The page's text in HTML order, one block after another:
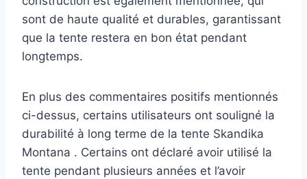
sont de haute qualité et durables, garantissant
que la tente restera en bon état pendant
longtemps.
En plus des commentaires positifs mentionnés
ci-dessus, certains utilisateurs ont souligné la
durabilité à long terme de la tente Skandika
Montana . Certains ont déclaré avoir utilisé la
tente pendant plusieurs années et l’avoir